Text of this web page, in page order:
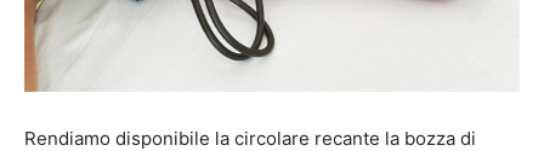
Rendiamo disponibile la circolare recante la bozza di